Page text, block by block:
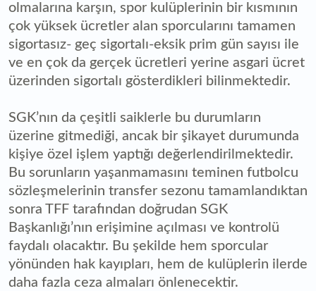
olmalarına karşın, spor kulüplerinin bir kısmının
çok yüksek ücretler alan sporcularını tamamen
sigortasız- geç sigortalı-eksik prim gün sayısı ile
ve en çok da gerçek ücretleri yerine asgari ücret
üzerinden sigortalı gösterdikleri bilinmektedir.
SGK’nın da çeşitli saiklerle bu durumların
üzerine gitmediği, ancak bir şikayet durumunda
kişiye özel işlem yaptığı değerlendirilmektedir.
Bu sorunların yaşanmamasını teminen futbolcu
sözleşmelerinin transfer sezonu tamamlandıktan
sonra TFF tarafından doğrudan SGK
Başkanlığı’nın erişimine açılması ve kontrolü
faydalı olacaktır. Bu şekilde hem sporcular
yönünden hak kayıpları, hem de kulüplerin ilerde
daha fazla ceza almaları önlenecektir.